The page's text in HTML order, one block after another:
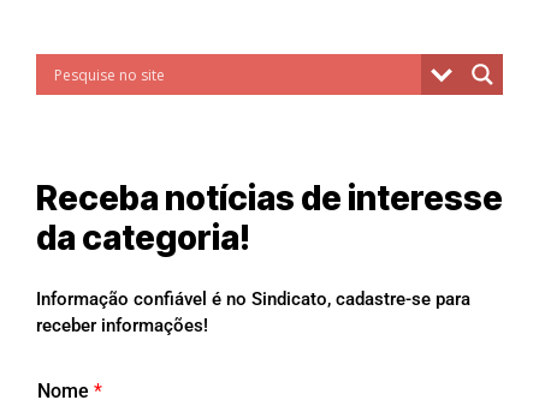
Receba notícias de interesse
da categoria!
Informação confiável é no Sindicato, cadastre-se para
receber informações!
Nome *